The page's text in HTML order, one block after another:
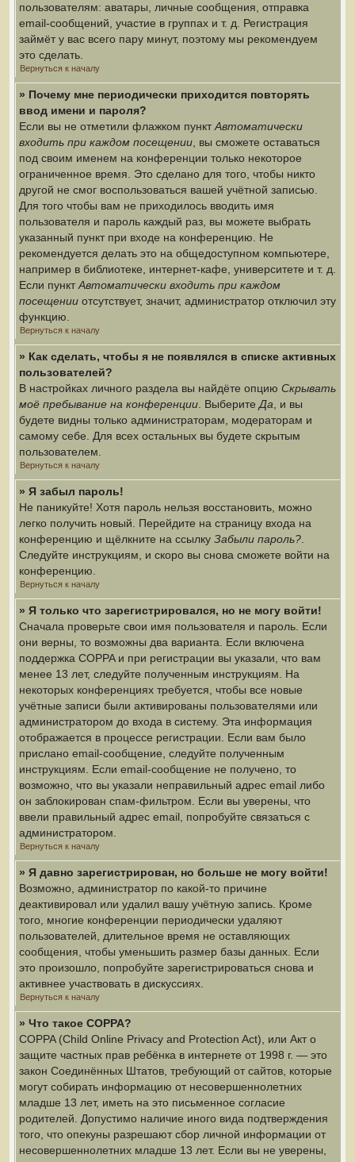
пользователям: аватары, личные сообщения, отправка
email-сообщений, участие в группах и т. д. Регистрация
займёт у вас всего пару минут, поэтому мы рекомендуем
это сделать.
Вернуться к началу
» Почему мне периодически приходится повторять
ввод имени и пароля?
Если вы не отметили флажком пунктАвтоматически
входить при каждом посещении , вы сможете оставаться
под своим именем на конференции только некоторое
ограниченное время. Это сделано для того, чтобы никто
другой не смог воспользоваться вашей учётной записью.
Для того чтобы вам не приходилось вводить имя
пользователя и пароль каждый раз, вы можете выбрать
указанный пункт при входе на конференцию. Не
рекомендуется делать это на общедоступном компьютере,
например в библиотеке, интернет-кафе, университете и т. д.
Если пунктАвтоматически входить при каждом
посещении отсутствует, значит, администратор отключил эту
функцию.
Вернуться к началу
» Как сделать, чтобы я не появлялся в списке активных
пользователей?
В настройках личного раздела вы найдёте опцию Скрывать
моё пребывание на конференции . Выберите Да , и вы
будете видны только администраторам, модераторам и
самому себе. Для всех остальных вы будете скрытым
пользователем.
Вернуться к началу
» Я забыл пароль!
Не паникуйте! Хотя пароль нельзя восстановить, можно
легко получить новый. Перейдите на страницу входа на
конференцию и щёлкните на ссылку Забыли пароль?
Следуйте инструкциям, и скоро вы снова сможете войти на
конференцию.
Вернуться к началу
» Я только что зарегистрировался, но не могу войти!
Сначала проверьте свои имя пользователя и пароль. Если
они верны, то возможны два варианта. Если включена
поддержка COPPA и при регистрации вы указали, что вам
менее 13 лет, следуйте полученным инструкциям. На
некоторых конференциях требуется, чтобы все новые
учётные записи были активированы пользователями или
администратором до входа в систему. Эта информация
отображается в процессе регистрации. Если вам было
прислано email-сообщение, следуйте полученным
инструкциям. Если email-сообщение не получено, то
возможно, что вы указали неправильный адрес email либо
он заблокирован спам-фильтром. Если вы уверены, что
ввели правильный адрес email, попробуйте связаться с
администратором.
Вернуться к началу
» Я давно зарегистрирован, но больше не могу войти!
Возможно, администратор по какой-то причине
деактивировал или удалил вашу учётную запись. Кроме
того, многие конференции периодически удаляют
пользователей, длительное время не оставляющих
сообщения, чтобы уменьшить размер базы данных. Если
это произошло, попробуйте зарегистрироваться снова и
активнее участвовать в дискуссиях.
Вернуться к началу
» Что такое COPPA?
COPPA (Child Online Privacy and Protection Act), или Акт о
защите частных прав ребёнка в интернете от 1998 г. — это
закон Соединённых Штатов, требующий от сайтов, которые
могут собирать информацию от несовершеннолетних
младше 13 лет, иметь на это письменное согласие
родителей. Допустимо наличие иного вида подтверждения
того, что опекуны разрешают сбор личной информации от
несовершеннолетних младше 13 лет. Если вы не уверены,